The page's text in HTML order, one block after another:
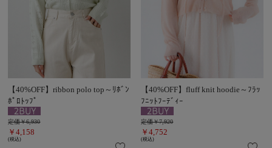
【40%OFF】ribbon polo top～ﾘﾎﾞﾝ
ﾎﾟﾛﾄｯﾌﾟ
定価￥6,930
￥4,158
(税込)
【40%OFF】fluff knit hoodie～ﾌﾗｯ
ﾌﾆｯﾄﾌｰﾃﾞｨｰ
定価￥7,920
￥4,752
(税込)